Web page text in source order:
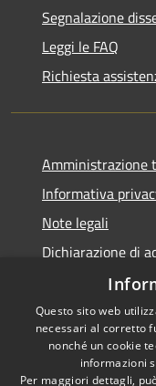
Segnalazione
Leggi le FAQ
Richiesta
Amministrazione
Informativa
Note legali
Dichiarazione di
Accessibilità
Questo sito web
necessari al corretto
nonché un cookie
informazioni
Per maggiori dettagli,